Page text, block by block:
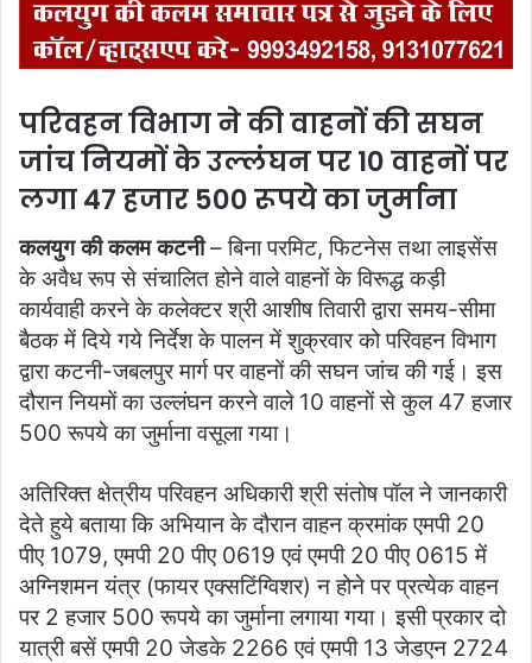
परिवहन विभाग ने की वाहनों की सघन
जांच नियमों के उल्‍लंघन पर 10 वाहनों पर
लगा 47 हजार 500 रूपये का जुर्माना
कलयुग की कलम कटनी– बिना परमिट, फिटनेस तथा लाइसेंस
के अवैध रूप से संचालित होने वाले वाहनों के विरूद्ध कड़ी
कार्यवाही करने के कलेक्‍टर श्री आशीष तिवारी द्वारा समय-सीमा
बैठक में दिये गये निर्देश के पालन में शुक्रवार को परिवहन विभाग
द्वारा कटनी-जबलपुर मार्ग पर वाहनों की सघन जांच की गई। इस
दौरान नियमों का उल्लंघन करने वाले 10 वाहनों से कुल 47 हजार
500 रूपये का जुर्माना वसूला गया।
अतिरिक्त क्षेत्रीय परिवहन अधिकारी श्री संतोष पॉल ने जानकारी
देते हुये बताया कि अभियान के दौरान वाहन क्रमांक एमपी 20
पीए 1079, एमपी 20 पीए 0619 एवं एमपी 20 पीए 0615 में
अग्निशमन यंत्र (फायर एक्सटिंग्विशर) न होने पर प्रत्येक वाहन
पर 2 हजार 500 रूपये का जुर्माना लगाया गया। इसी प्रकार दो
यात्री बसें एमपी 20 जेडके 2266 एवं एमपी 13 जेडएन 2724